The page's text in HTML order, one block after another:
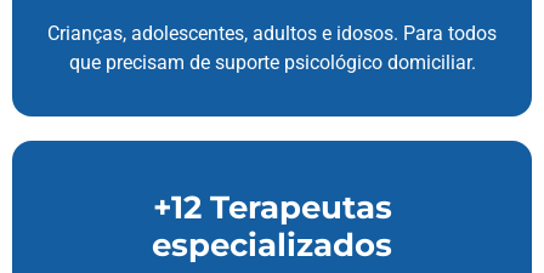
Crianças, adolescentes, adultos e idosos. Para todos
que precisam de suporte psicológico domiciliar.
+12 Terapeutas
especializados